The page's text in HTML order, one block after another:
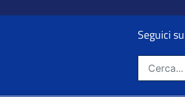
Seguici
Cerca nel sito: